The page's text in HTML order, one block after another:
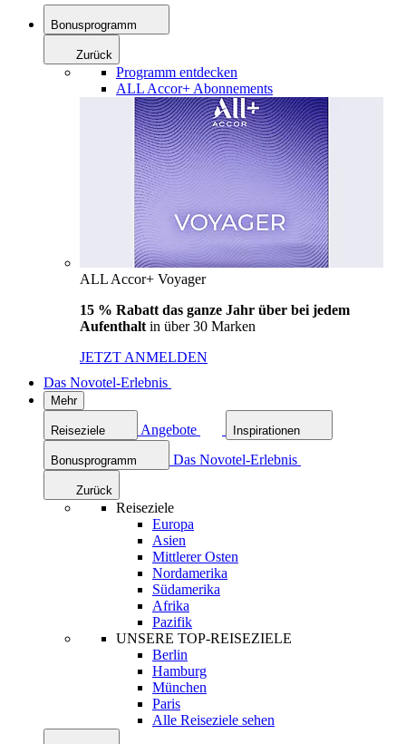
Bonusprogramm
Zurück
Programm entdecken
ALL Accor+ Abonnements
ALL Accor+ Voyager
15 % Rabatt das ganze Jahr über bei jedem
Aufenthalt in über 30 Marken
JETZT ANMELDEN
Das Novotel-Erlebnis
Mehr
Reiseziele Angebote Inspirationen
Bonusprogramm Das Novotel-Erlebnis
Zurück
Reiseziele
Europa
Asien
Mittlerer Osten
Nordamerika
Südamerika
Afrika
Pazifik
UNSERE TOP-REISEZIELE
Berlin
Hamburg
München
Paris
Alle Reiseziele sehen